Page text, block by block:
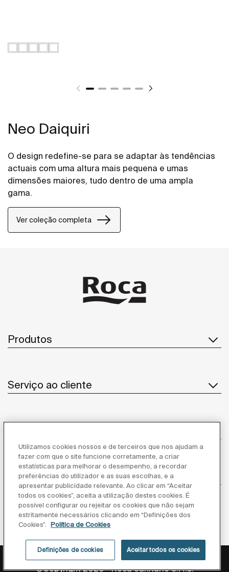
Neo Daiquiri
O design redefine-se para se adaptar às tendências
actuais com uma altura mais pequena e umas
dimensões maiores, tudo dentro de uma ampla
gama.
Ver coleção completa
Produtos
Serviço ao cliente
Inspiração
Siga-nos
Política de privacidade
©Copyright 2026 - Roca Sanitario S.A.U.
Utilizamos cookies nossos e de terceiros que nos ajudam a
fazer com que o site funcione corretamente, a criar
estatísticas para melhorar o desempenho, a recordar
preferências do utilizador e as suas escolhas, e a
apresentar publicidade relevante. Ao clicar em “Aceitar
todos os cookies”, aceita a utilização destes cookies. É
possível configurar ou rejeitar os cookies que não sejam
estritamente necessários clicando em “Definições dos
Cookies”.
Política de Cookies
Definições de cookies Aceitar todos os cookies